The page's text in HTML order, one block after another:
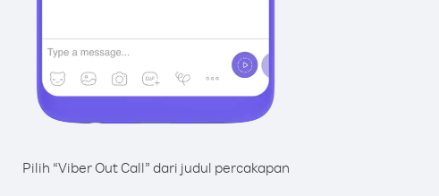
Pilih “Viber Out Call” dari judul percakapan